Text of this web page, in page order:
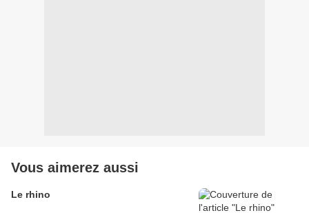
Vous aimerez aussi
Le rhino